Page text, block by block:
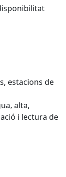
estacions de
alta,
i lectura de